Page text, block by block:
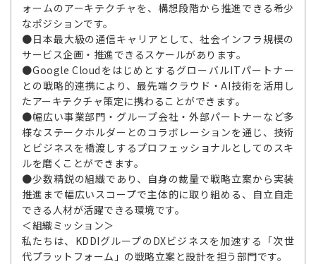
ォームのアーキテクチャを、構想段階から推進できる希少
なポジションです。
●日本最大級の通信キャリアとして、社会インフラ規模の
サービス企画・推進できるスケールがあります。
●Google CloudをはじめとするグローバルITパートナー
との戦略的連携により、最先端クラウド・AI技術を活用し
たアーキテクチャ策定に携わることができます。
●幅広い事業部門・グループ会社・外部パートナーなど多
様なステークホルダーとのコラボレーションを通じ、技術
とビジネスを橋渡しするプロフェッショナルとしてのスキ
ルを磨くことができます。
●少数精鋭の組織であり、自身の裁量で戦略立案から実装
推進まで幅広いスコープで主体的に取り組める、自立自走
できる人材が活躍できる環境です。
＜組織ミッション＞
私たちは、KDDIグループのDXビジネスを加速する「次世
代プラットフォーム」の戦略立案と設計を担う部門です。